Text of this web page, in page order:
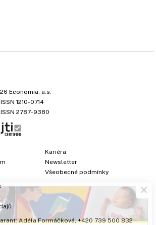
Economia, a.s.
ISSN 1210-0714
ISSN 2787-9380
Kariéra
Newsletter
Všeobecné podmínky
Adéla Formáčková,+420 739 500 832